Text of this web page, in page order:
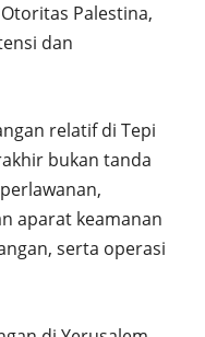
Palestina,
dan
relatif di Tepi
bukan tanda
aparat keamanan
serta operasi